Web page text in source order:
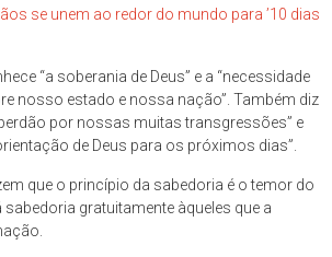
se unem ao redor do mundo para ’10 dias
“a soberania de Deus” e a “necessidade
nosso estado e nossa nação”. Também diz
por nossas muitas transgressões” e
de Deus para os próximos dias”.
que o princípio da sabedoria é o temor do
sabedoria gratuitamente àqueles que a